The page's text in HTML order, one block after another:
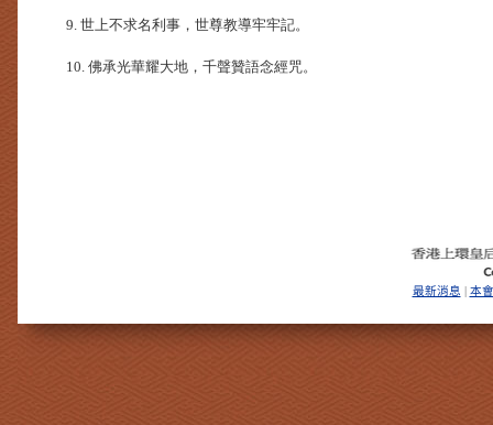
9. 世上不求名利事，世尊教導牢牢記。
10. 佛承光華耀大地，千聲贊語念經咒。
最新消息 本